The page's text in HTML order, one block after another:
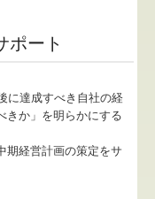
ポート
に達成すべき自社の経
きか」を明らかにする
期経営計画の策定をサ